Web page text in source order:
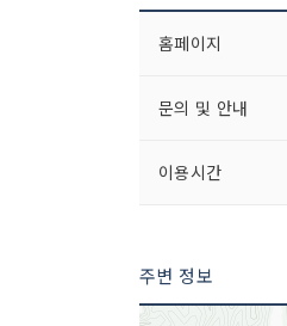
홈페이지
문의 및 안내
이용시간
주변 정보